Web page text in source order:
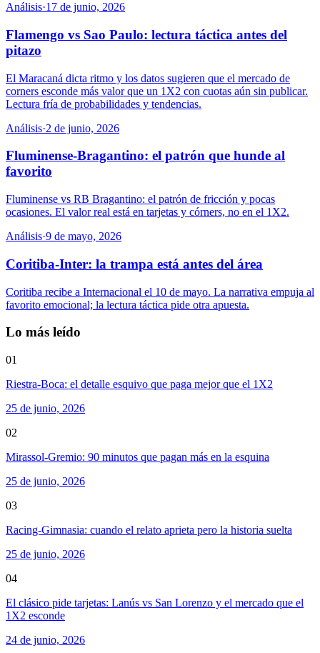
Análisis·17 de junio, 2026
Flamengo vs Sao Paulo: lectura táctica antes del
pitazo
El Maracaná dicta ritmo y los datos sugieren que el mercado de
corners esconde más valor que un 1X2 con cuotas aún sin publicar.
Lectura fría de probabilidades y tendencias.
Análisis·2 de junio, 2026
Fluminense-Bragantino: el patrón que hunde al
favorito
Fluminense vs RB Bragantino: el patrón de fricción y pocas
ocasiones. El valor real está en tarjetas y córners, no en el 1X2.
Análisis·9 de mayo, 2026
Coritiba-Inter: la trampa está antes del área
Coritiba recibe a Internacional el 10 de mayo. La narrativa empuja al
favorito emocional; la lectura táctica pide otra apuesta.
Lo más leído
01
Riestra-Boca: el detalle esquivo que paga mejor que el 1X2
25 de junio, 2026
02
Mirassol-Gremio: 90 minutos que pagan más en la esquina
25 de junio, 2026
03
Racing-Gimnasia: cuando el relato aprieta pero la historia suelta
25 de junio, 2026
04
El clásico pide tarjetas: Lanús vs San Lorenzo y el mercado que el
1X2 esconde
24 de junio, 2026